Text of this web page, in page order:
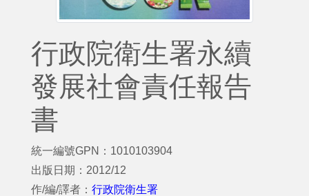
行政院衛生署永續
發展社會責任報告
書
統一編號GPN：1010103904
出版日期：2012/12
作/編/譯者： 行政院衛生署